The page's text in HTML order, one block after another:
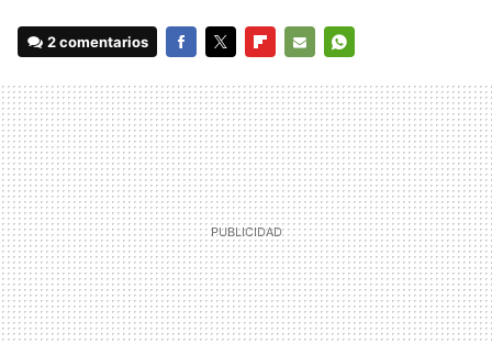
2 comentarios
MAIL